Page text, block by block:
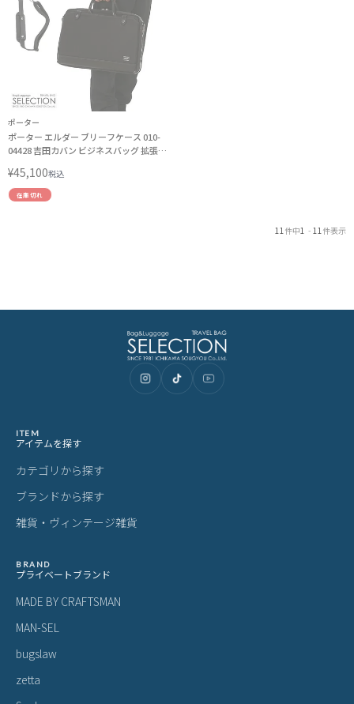
ポーター
ポーター エルダー ブリーフケース 010-
04428 吉田カバン ビジネスバッグ 拡張
¥45,100税込
在庫切れ
11 件中1 - 11 件表示
ITEM
アイテムを探す
カテゴリから探す
ブランドから探す
雑貨・ヴィンテージ雑貨
BRAND
プライベートブランド
MADE BY CRAFTSMAN
MAN-SEL
bugslaw
zetta